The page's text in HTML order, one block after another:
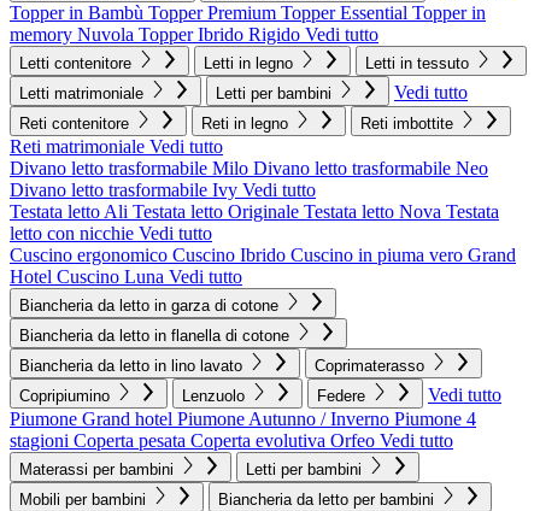
Topper in Bambù Topper Premium Topper Essential Topper in
memory Nuvola Topper Ibrido Rigido Vedi tutto
Letti contenitore Letti in legno
Letti in tessuto
Letti matrimoniale
Letti per bambini Vedi tutto
Reti contenitore Reti in legno Reti imbottite
Reti matrimoniale Vedi tutto
Divano letto trasformabile Milo Divano letto trasformabile Neo
Divano letto trasformabile Ivy Vedi tutto
Testata letto Ali Testata letto Originale Testata letto Nova Testata
letto con nicchie Vedi tutto
Cuscino ergonomico Cuscino Ibrido Cuscino in piuma vero Grand
Hotel Cuscino Luna Vedi tutto
Biancheria da letto in garza di cotone
Biancheria da letto in flanella di cotone
Biancheria da letto in lino lavato
Coprimaterasso
Copripiumino
Lenzuolo Federe
Vedi tutto
Piumone Grand hotel Piumone Autunno / Inverno Piumone 4
stagioni Coperta pesata Coperta evolutiva Orfeo Vedi tutto
Materassi per bambini
Letti per bambini
Mobili per bambini
Biancheria da letto per bambini